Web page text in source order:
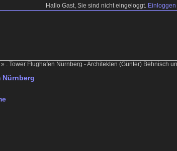
Hallo Gast, Sie sind nicht eingeloggt. Einloggen
» . Tower Flughafen Nürnberg - Architekten (Günter) Behnisch